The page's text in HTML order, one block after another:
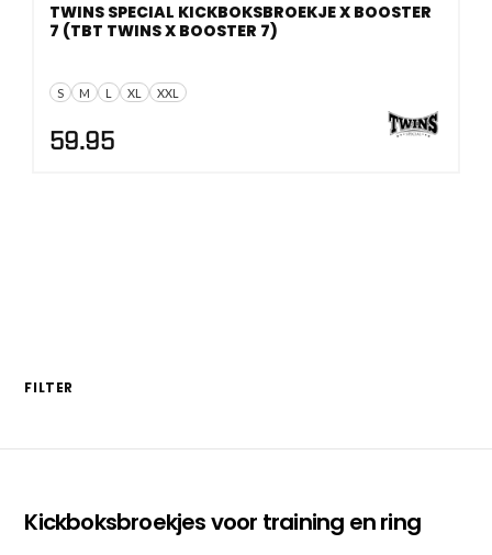
S M L XL XXL
TWINS SPECIAL KICKBOKSBROEKJE X BOOSTER
7 (TBT TWINS X BOOSTER 7)
59.95
FILTER
Kickboksbroekjes voor training en ring